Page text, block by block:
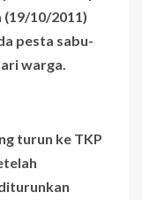
(19/10/2011)
pesta sabu-
warga.
turun ke TKP